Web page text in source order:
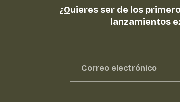
¿Quieres ser de los
lanzamientos